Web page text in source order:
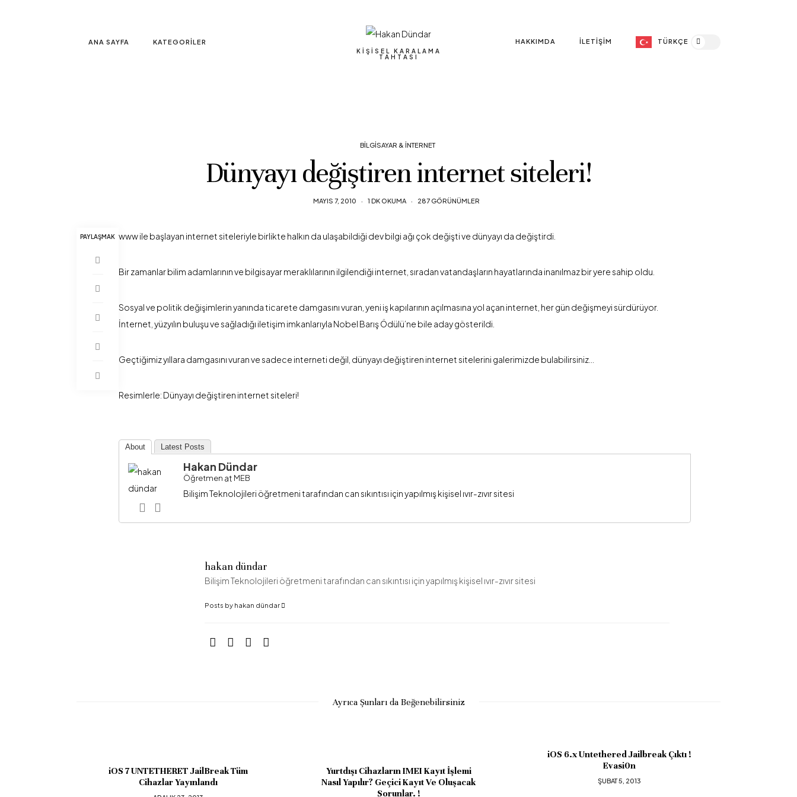
ANA SAYFA KATEGORILER
KIŞISEL KARALAMA
TAHTASI
HAKKIMDA İLETIŞIM TÜRKÇE
BILGISAYAR & İNTERNET
Dünyayı değiştiren internet siteleri!
MAYIS 7, 2010 1 DK OKUMA 287 GÖRÜNÜMLER
PAYLAŞMAK www ile başlayan internet siteleriyle birlikte halkın da ulaşabildiği dev bilgi ağı çok değişti ve dünyayı da değiştirdi.
Bir zamanlar bilim adamlarının ve bilgisayar meraklılarının ilgilendiği internet, sıradan vatandaşların hayatlarında inanılmaz bir yere sahip oldu.
Sosyal ve politik değişimlerin yanında ticarete damgasını vuran, yeni iş kapılarının açılmasına yol açan internet, her gün değişmeyi sürdürüyor.
İnternet, yüzyılın buluşu ve sağladığı iletişim imkanlarıyla Nobel Barış Ödülü’ne bile aday gösterildi.
Geçtiğimiz yıllara damgasını vuran ve sadece interneti değil, dünyayı değiştiren internet sitelerini galerimizde bulabilirsiniz…
Resimlerle: Dünyayı değiştiren internet siteleri!
About Latest Posts
Hakan Dündar
Öğretmen at MEB
Bilişim Teknolojileri öğretmeni tarafından can sıkıntısı için yapılmış kişisel ıvır-zıvır sitesi
hakan dündar
Bilişim Teknolojileri öğretmeni tarafından can sıkıntısı için yapılmış kişisel ıvır-zıvır sitesi
Posts by hakan dündar
Ayrıca Şunları da Beğenebilirsiniz
Yurtdışı Cihazların IMEI Kayıt İşlemi
Nasıl Yapılır? Geçici Kayıt Ve Oluşacak
Evasi0n
ŞUBAT 5, 2013
Kelime Avı Hilesi